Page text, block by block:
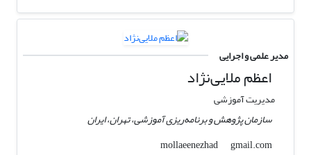
مدیر علمی و اجرایی
اعظم ملایی‌نژاد
مدیریت آموزشی
سازمان پژوهش و برنامه‌ریزی آموزشی، تهران، ایران
mollaeenezhad
gmail.com